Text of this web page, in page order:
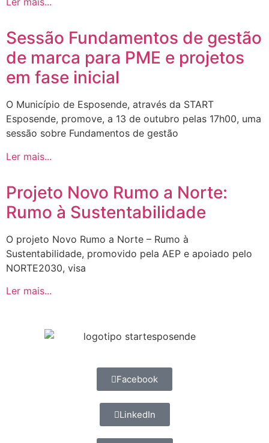
Sessão Fundamentos de gestão
de marca para PME e projetos
em fase inicial
O Município de Esposende, através da START
Esposende, promove, a 13 de outubro pelas 17h00, uma
sessão sobre Fundamentos de gestão
Ler mais...
Projeto Novo Rumo a Norte:
Rumo à Sustentabilidade
O projeto Novo Rumo a Norte – Rumo à
Sustentabilidade, promovido pela AEP e apoiado pelo
NORTE2030, visa
Ler mais...
Facebook
LinkedIn